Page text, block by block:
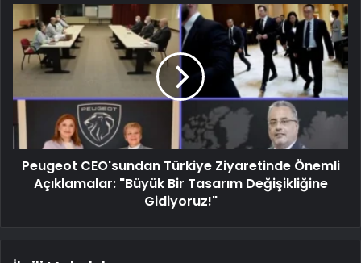
Peugeot CEO'sundan Türkiye Ziyaretinde Önemli
Açıklamalar: "Büyük Bir Tasarım Değişikliğine
Gidiyoruz!"